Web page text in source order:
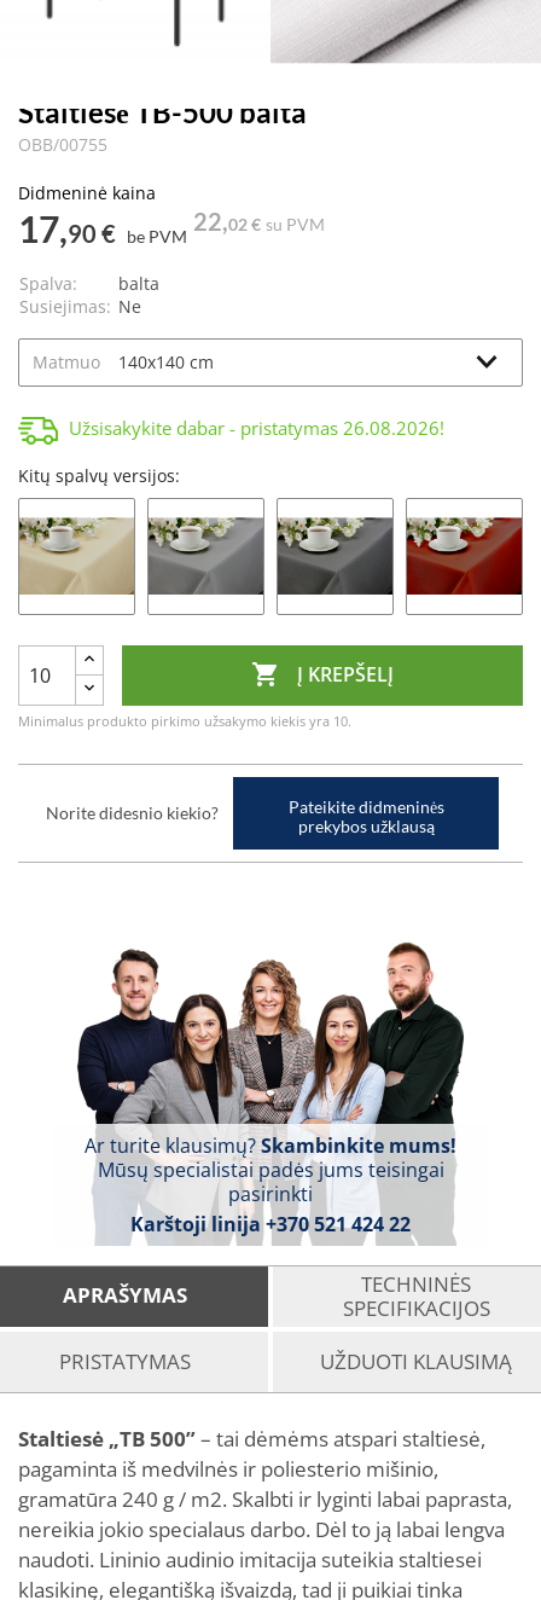
Staltiesė TB-500 balta
OBB/00755
Didmeninė kaina
17,90 € be PVM
22,02 € su PVM
Spalva:
balta
Susiejimas: Ne
Matmuo
Užsisakykite dabar - pristatymas 26.08.2026!
Kitų spalvų versijos:
 Į KREPŠELĮ
Minimalus produkto pirkimo užsakymo kiekis yra 10.
Norite didesnio kiekio?
Pateikite didmeninės
prekybos užklausą
Ar turite klausimų?Skambinkite mums!
Mūsų specialistai padės jums teisingai
pasirinkti
Karštoji linija +370 521 424 22
APRAŠYMAS
TECHNINĖS
SPECIFIKACIJOS
PRISTATYMAS
UŽDUOTI KLAUSIMĄ
Staltiesė „TB 500”– tai dėmėms atspari staltiesė,
pagaminta iš medvilnės ir poliesterio mišinio,
gramatūra 240 g / m2. Skalbti ir lyginti labai paprasta,
nereikia jokio specialaus darbo. Dėl to ją labai lengva
naudoti. Lininio audinio imitacija suteikia staltiesei
klasikinę, elegantišką išvaizdą, tad ji puikiai tinka